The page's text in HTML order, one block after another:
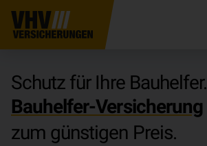
Schutz für Ihre Bauhelfer.
Bauhelfer-Versicherung
zum günstigen Preis.